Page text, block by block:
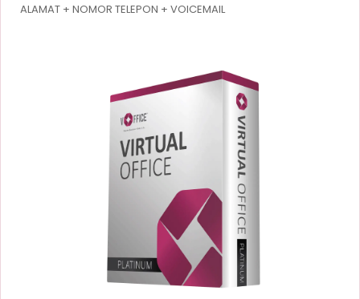
ALAMAT + NOMOR TELEPON + VOICEMAIL